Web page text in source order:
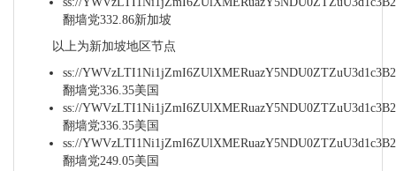
翻墙党332.86新加坡
以上为新加坡地区节点
ss://
翻墙党336.35美国
ss://
翻墙党336.35美国
ss://
翻墙党249.05美国